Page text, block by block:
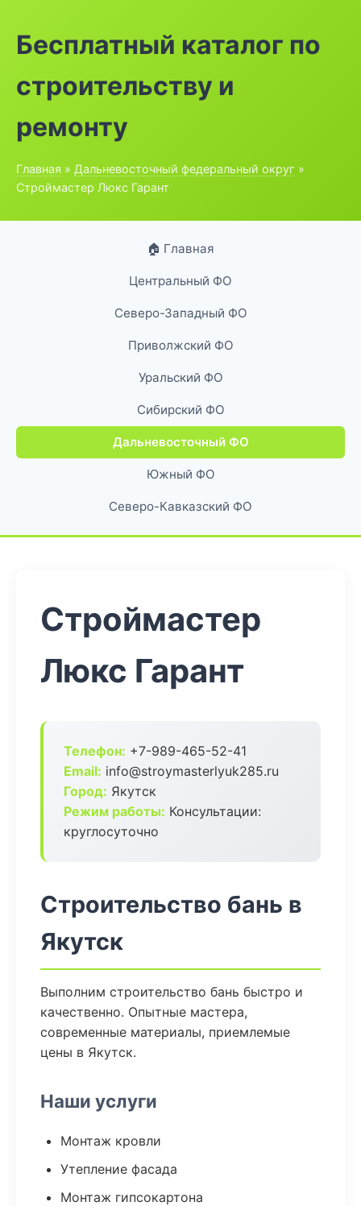
Бесплатный каталог по
строительству и
ремонту
Главная » Дальневосточный федеральный округ »
Строймастер Люкс Гарант
🏠 Главная
Центральный ФО
Северо-Западный ФО
Приволжский ФО
Уральский ФО
Сибирский ФО
Дальневосточный ФО
Южный ФО
Северо-Кавказский ФО
Строймастер
Люкс Гарант
Телефон: +7-989-465-52-41
Email: info@stroymasterlyuk285.ru
Город: Якутск
Режим работы: Консультации:
круглосуточно
Строительство бань в
Якутск
Выполним строительство бань быстро и
качественно. Опытные мастера,
современные материалы, приемлемые
цены в Якутск.
Наши услуги
Монтаж кровли
Утепление фасада
Монтаж гипсокартона